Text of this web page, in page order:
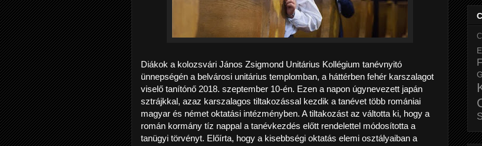
Diákok a kolozsvári János Zsigmond Unitárius Kollégium tanévnyitó
ünnepségén a belvárosi unitárius templomban, a háttérben fehér karszalagot
viselő tanítónő 2018. szeptember 10-én. Ezen a napon úgynevezett japán
sztrájkkal, azaz karszalagos tiltakozással kezdik a tanévet több romániai
magyar és német oktatási intézményben. A tiltakozást az váltotta ki, hogy a
román kormány tíz nappal a tanévkezdés előtt rendelettel módosította a
tanügyi törvényt. Előírta, hogy a kisebbségi oktatás elemi osztályaiban a